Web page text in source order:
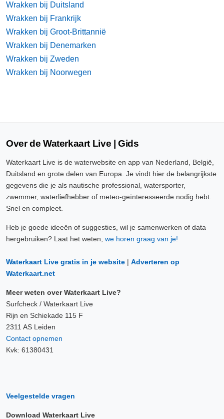
Wrakken bij Duitsland
Wrakken bij Frankrijk
Wrakken bij Groot-Brittannië
Wrakken bij Denemarken
Wrakken bij Zweden
Wrakken bij Noorwegen
Over de Waterkaart Live | Gids
Waterkaart Live is de waterwebsite en app van Nederland, België,
Duitsland en grote delen van Europa. Je vindt hier de belangrijkste
gegevens die je als nautische professional, watersporter,
zwemmer, waterliefhebber of meteo-geïnteresseerde nodig hebt.
Snel en compleet.
Heb je goede ideeën of suggesties, wil je samenwerken of data
hergebruiken? Laat het weten, we horen graag van je!
Waterkaart Live gratis in je website | Adverteren op
Waterkaart.net
Meer weten over Waterkaart Live?
Surfcheck / Waterkaart Live
Rijn en Schiekade 115 F
2311 AS Leiden
Contact opnemen
Kvk: 61380431
Veelgestelde vragen
Download Waterkaart Live